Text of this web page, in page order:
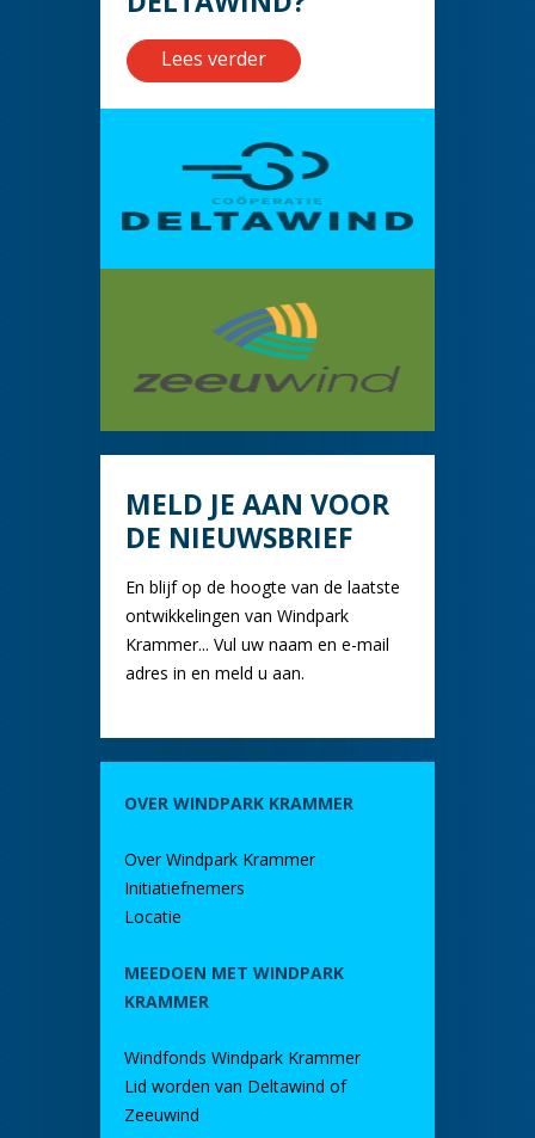
Lees verder
MELD JE AAN VOOR
DE NIEUWSBRIEF
En blijf op de hoogte van de laatste
ontwikkelingen van Windpark
Krammer... Vul uw naam en e-mail
adres in en meld u aan.
OVER WINDPARK KRAMMER
Over Windpark Krammer
Initiatiefnemers
Locatie
MEEDOEN MET WINDPARK
KRAMMER
Windfonds Windpark Krammer
Lid worden van Deltawind of
Zeeuwind